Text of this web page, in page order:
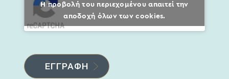
Η προβολή του περιεχομένου απαιτεί την
αποδοχή όλων των cookies.